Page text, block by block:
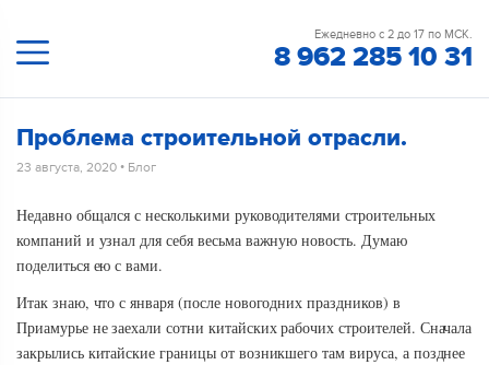
Ежедневно с 2 до 17 по МСК.
8 962 285 10 31
Проблема строительной отрасли.
23 августа, 2020 • Блог
Недавно общался с несколькими руководителями строительных
компаний и узнал для себя весьма важную новость. Думаю
поделиться ею с вами.
Итак знаю, что с января (после новогодних праздников) в
Приамурье не заехали сотни китайских рабочих строителей. Сначала
закрылись китайские границы от возникшего там вируса, а позднее